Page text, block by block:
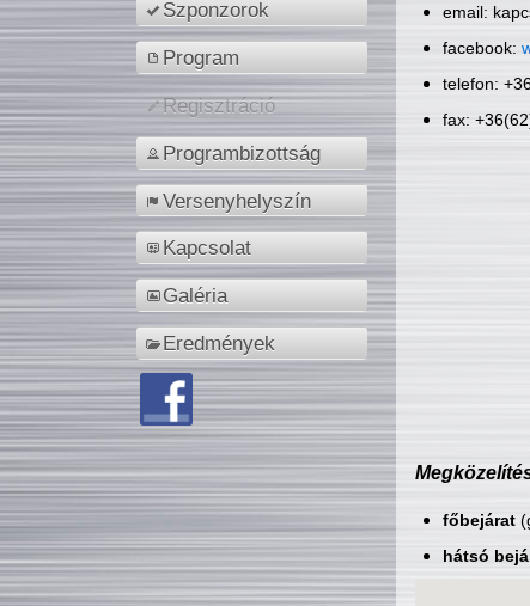
Szponzorok
Program
Regisztráció
Programbizottság
Versenyhelyszín
Kapcsolat
Galéria
Eredmények
email:
facebook:
telefon:
fax:
főbejárat
hátsó